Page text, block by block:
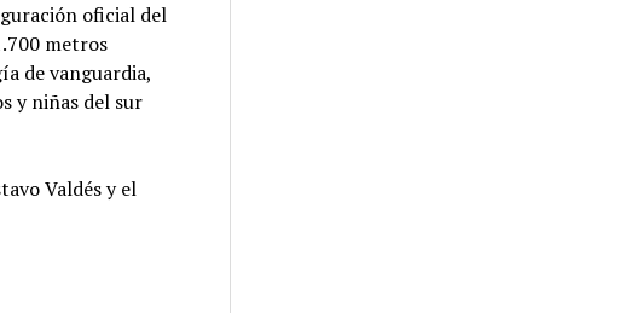
oficial del
metros
de vanguardia,
y niñas del sur
Valdés y el